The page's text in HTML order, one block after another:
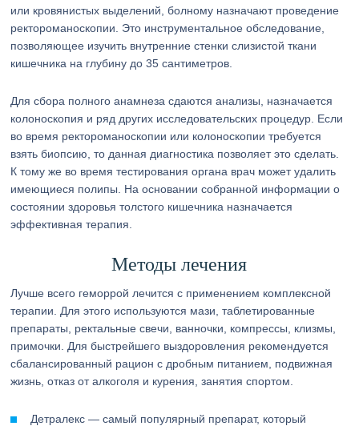
или кровянистых выделений, болному назначают проведение
ректороманоскопии. Это инструментальное обследование,
позволяющее изучить внутренние стенки слизистой ткани
кишечника на глубину до 35 сантиметров.
Для сбора полного анамнеза сдаются анализы, назначается
колоноскопия и ряд других исследовательских процедур. Если
во время ректороманоскопии или колоноскопии требуется
взять биопсию, то данная диагностика позволяет это сделать.
К тому же во время тестирования органа врач может удалить
имеющиеся полипы. На основании собранной информации о
состоянии здоровья толстого кишечника назначается
эффективная терапия.
Методы лечения
Лучше всего геморрой лечится с применением комплексной
терапии. Для этого используются мази, таблетированные
препараты, ректальные свечи, ванночки, компрессы, клизмы,
примочки. Для быстрейшего выздоровления рекомендуется
сбалансированный рацион с дробным питанием, подвижная
жизнь, отказ от алкоголя и курения, занятия спортом.
Детралекс — самый популярный препарат, который